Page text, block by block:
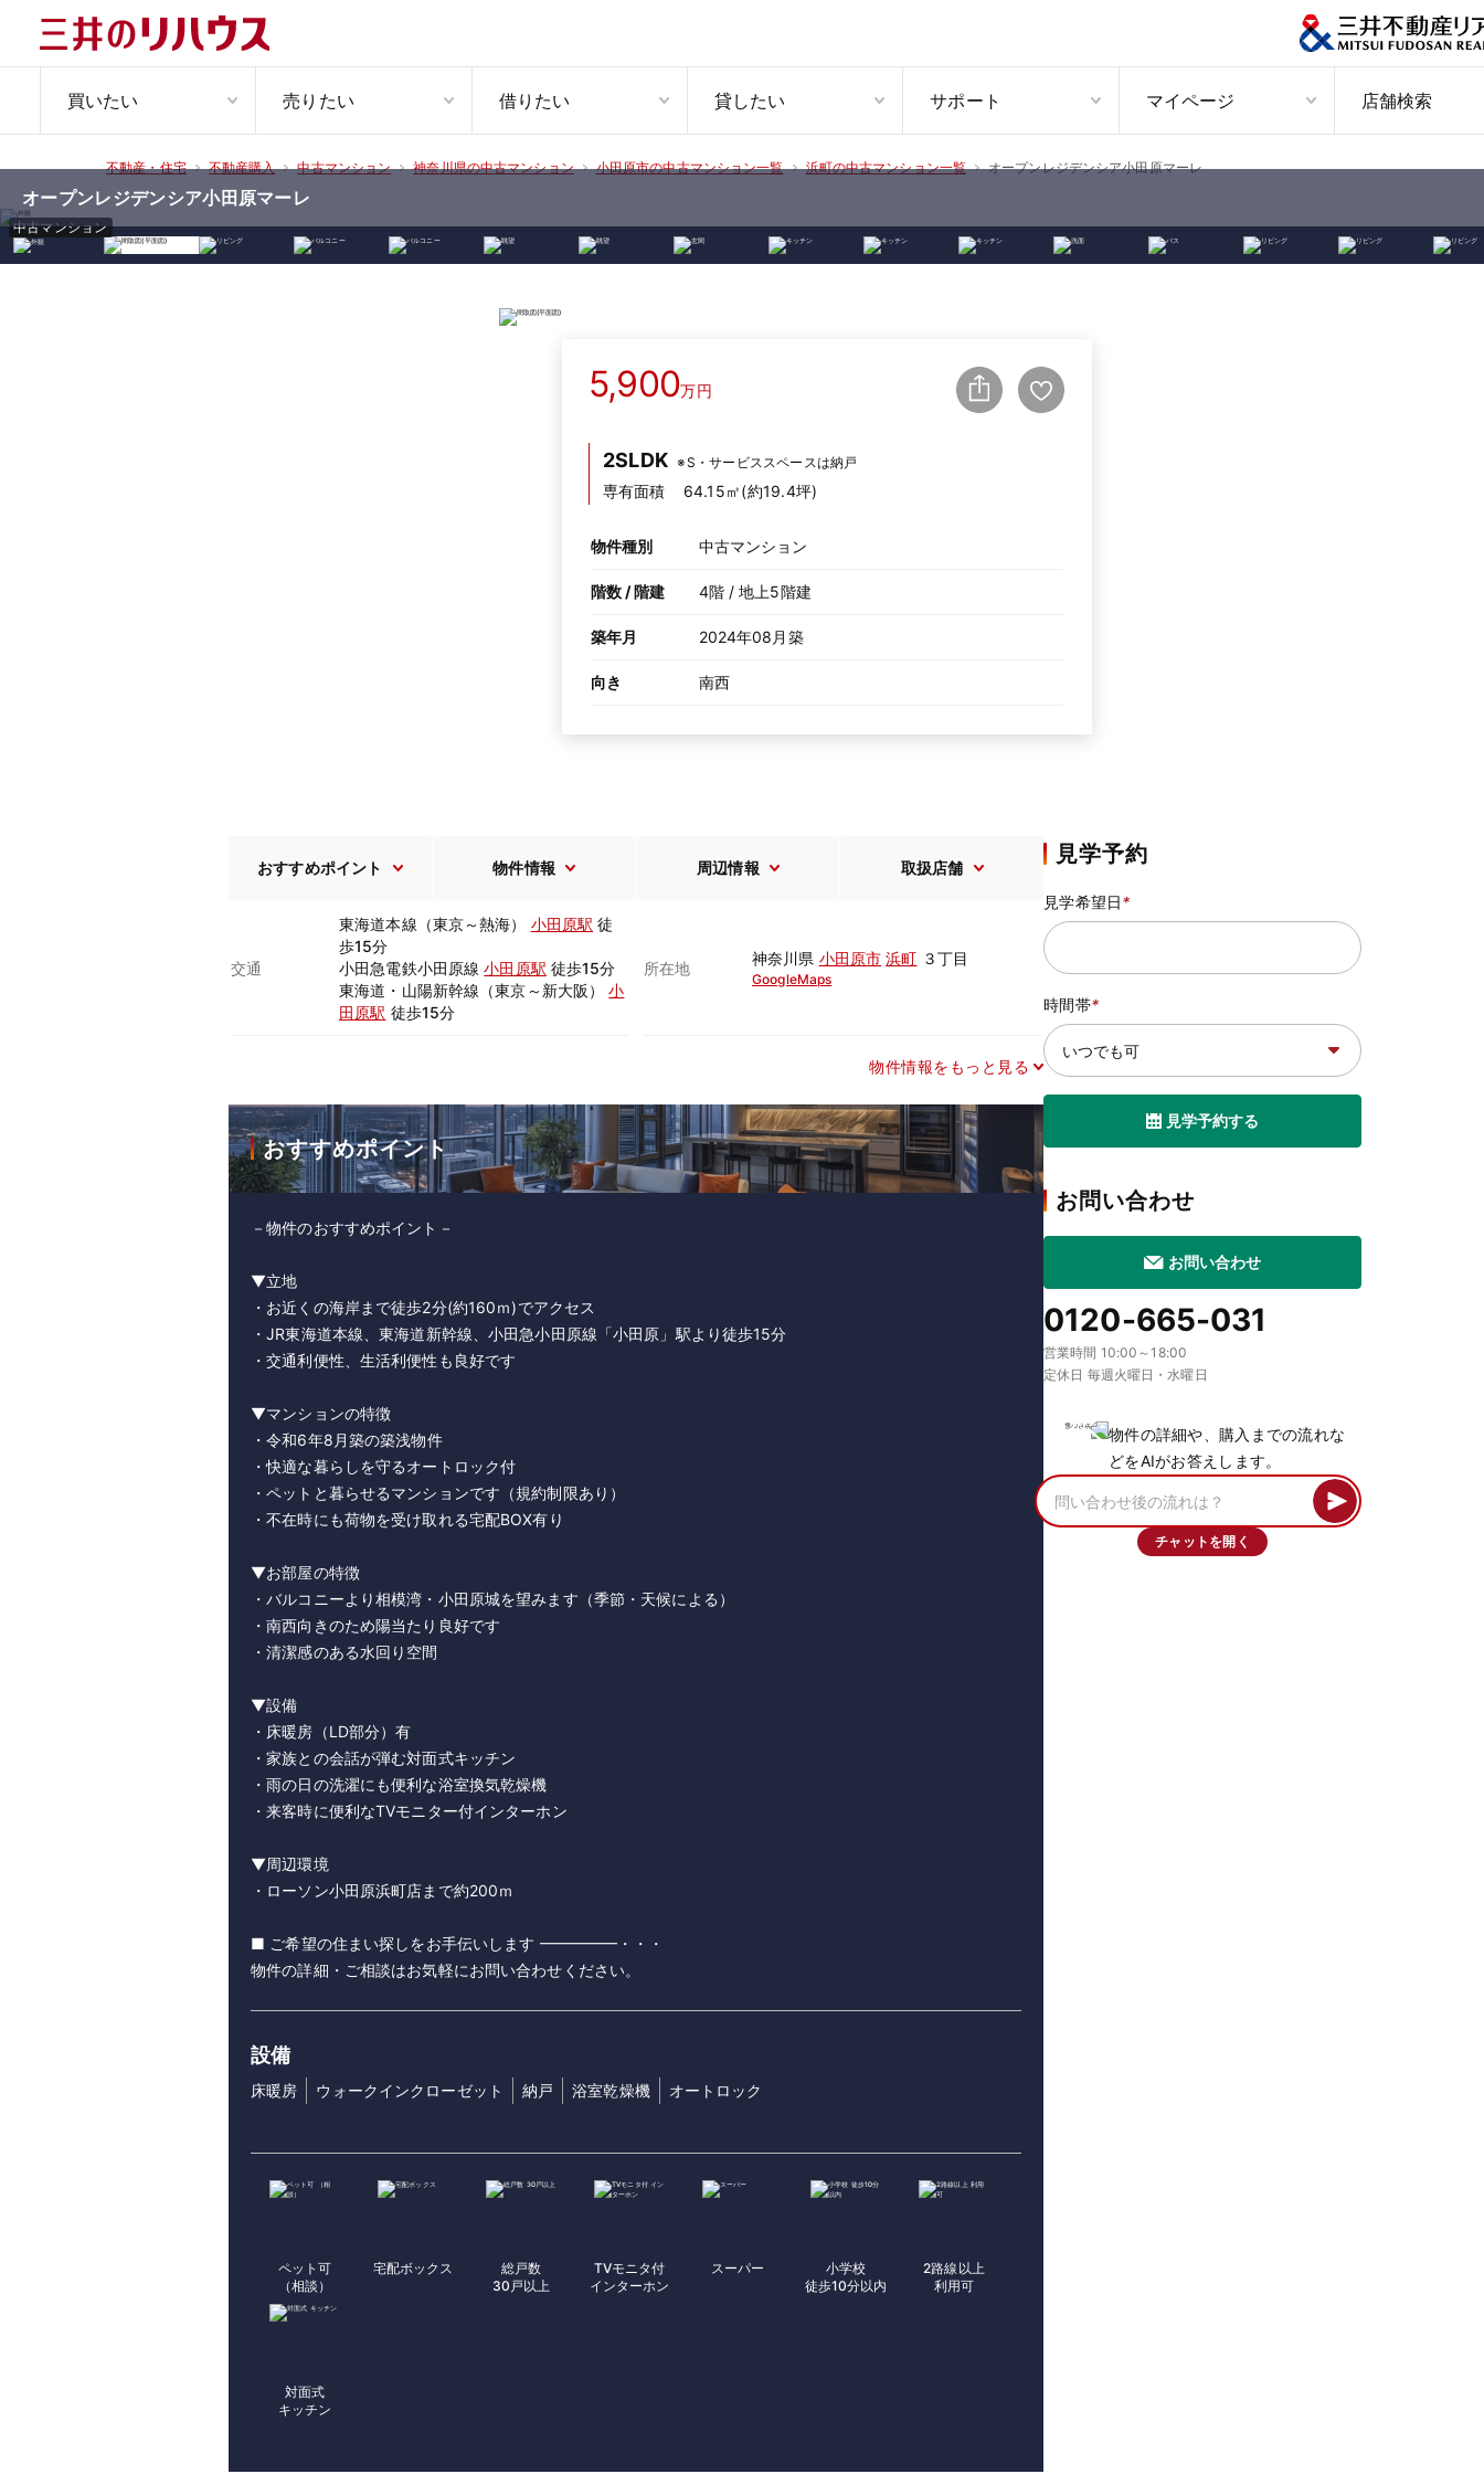
買いたい 売りたい 借りたい 貸したい サポート マイページ 店舗検索
不動産・住宅 不動産購入 中古マンション 神奈川県の中古マンション 小田原市の中古マンション一覧 浜町の中古マンション一覧 オープンレジデンシア小田原マーレ
中古マンション
オープンレジデンシア小田原マーレ
5,900万円
2SLDK ※S・サービススペースは納戸
専有面積 64.15㎡(約19.4坪)
物件種別 中古マンション
階数 / 階建 4階 / 地上5階建
築年月 2024年08月築
向き 南西
おすすめポイント 物件情報 周辺情報 取扱店舗
交通
東海道本線（東京～熱海） 小田原駅 徒
歩15分
小田急電鉄小田原線小田原駅 徒歩15分
東海道・山陽新幹線（東京～新大阪）小
田原駅 徒歩15分
所在地
神奈川県 小田原市 浜町 ３丁目
GoogleMaps
物件情報をもっと見る
おすすめポイント
－物件のおすすめポイント－
▼立地
・お近くの海岸まで徒歩2分(約160ｍ)でアクセス
・JR東海道本線、東海道新幹線、小田急小田原線「小田原」駅より徒歩15分
・交通利便性、生活利便性も良好です
▼マンションの特徴
・令和6年8月築の築浅物件
・快適な暮らしを守るオートロック付
・ペットと暮らせるマンションです（規約制限あり）
・不在時にも荷物を受け取れる宅配BOX有り
▼お部屋の特徴
・バルコニーより相模湾・小田原城を望みます（季節・天候による）
・南西向きのため陽当たり良好です
・清潔感のある水回り空間
▼設備
・床暖房（LD部分）有
・家族との会話が弾む対面式キッチン
・雨の日の洗濯にも便利な浴室換気乾燥機
・来客時に便利なTVモニター付インターホン
▼周辺環境
・ローソン小田原浜町店まで約200ｍ
■ ご希望の住まい探しをお手伝いします ━━━━━・・・
物件の詳細・ご相談はお気軽にお問い合わせください。
設備
床暖房 ウォークインクローゼット 納戸 浴室乾燥機 オートロック
ペット可
（相談）
宅配ボックス
総戸数
30戸以上
TVモニタ付
インターホン
スーパー
小学校
徒歩10分以内
2路線以上
利用可
対面式
キッチン
見学予約
見学希望日*
時間帯*
見学予約する
お問い合わせ
お問い合わせ
0120-665-031
営業時間 10:00～18:00
定休日 毎週火曜日・水曜日
物件の詳細や、購入までの流れな
どをAIがお答えします。
チャットを開く